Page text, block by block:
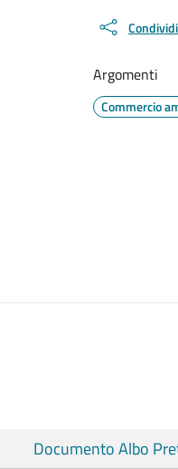
Condividi
Argomenti
Commercio
Documento Albo